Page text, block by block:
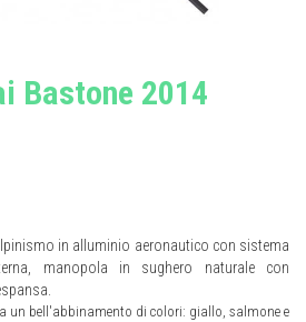
Bastone 2014
in alluminio aeronautico con sistema
manopola in sughero naturale con
un bell'abbinamento di colori: giallo, salmone e